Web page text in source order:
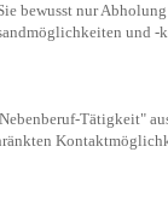
bewusst nur
und -
Tätigkeit"